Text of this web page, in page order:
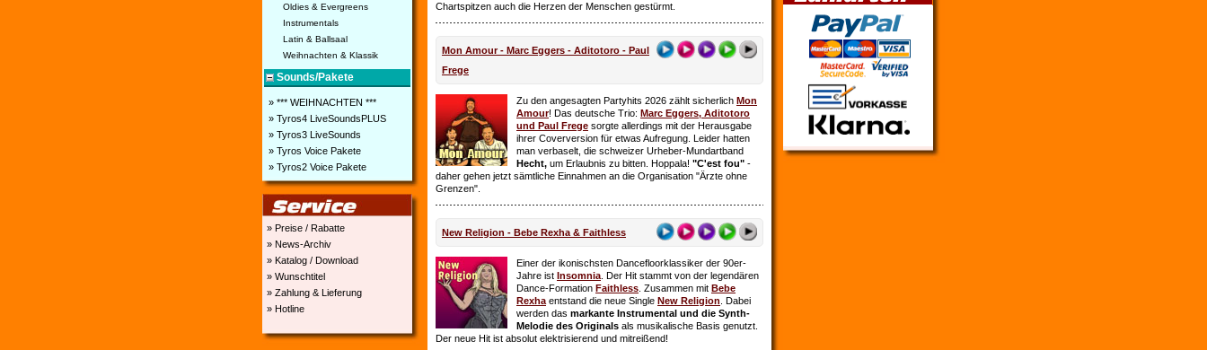
Oldies & Evergreens
Instrumentals
Latin & Ballsaal
Weihnachten & Klassik
Sounds/Pakete
» *** WEIHNACHTEN ***
» Tyros4 LiveSoundsPLUS
» Tyros3 LiveSounds
» Tyros Voice Pakete
» Tyros2 Voice Pakete
» Preise / Rabatte
» News-Archiv
» Katalog / Download
» Wunschtitel
» Zahlung & Lieferung
» Hotline
Chartspitzen auch die Herzen der Menschen gestürmt.
Mon Amour - Marc Eggers - Aditotoro - Paul
Frege
Zu den angesagten Partyhits 2026 zählt sicherlich Mon
Amour! Das deutsche Trio: Marc Eggers, Aditotoro
und Paul Frege sorgte allerdings mit der Herausgabe
ihrer Coverversion für etwas Aufregung. Leider hatten
man verbaselt, die schweizer Urheber-Mundartband
Hecht, um Erlaubnis zu bitten. Hoppala! "C'est fou" -
daher gehen jetzt sämtliche Einnahmen an die Organisation "Ärzte ohne
Grenzen".
New Religion - Bebe Rexha & Faithless
Einer der ikonischsten Dancefloorklassiker der 90er-
Jahre ist Insomnia . Der Hit stammt von der legendären
Dance-Formation Faithless . Zusammen mit Bebe
Rexha entstand die neue Single New Religion . Dabei
werden das markante Instrumental und die Synth-
Melodie des Originals als musikalische Basis genutzt.
Der neue Hit ist absolut elektrisierend und mitreißend!